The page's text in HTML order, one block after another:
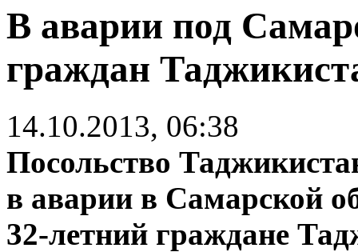
В аварии под
граждан
14.10.2013, 06:38
Посольство
в аварии в Самарской
32-летний граждане